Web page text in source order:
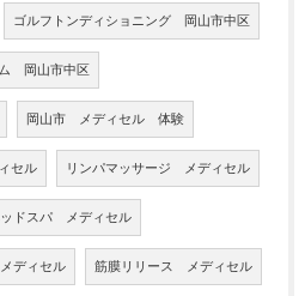
ゴルフトンディショニング 岡山市中区
岡山市中区
岡山市 メディセル 体験
セル リンパマッサージ メディセル
ドスパ メディセル
ディセル 筋膜リリース メディセル